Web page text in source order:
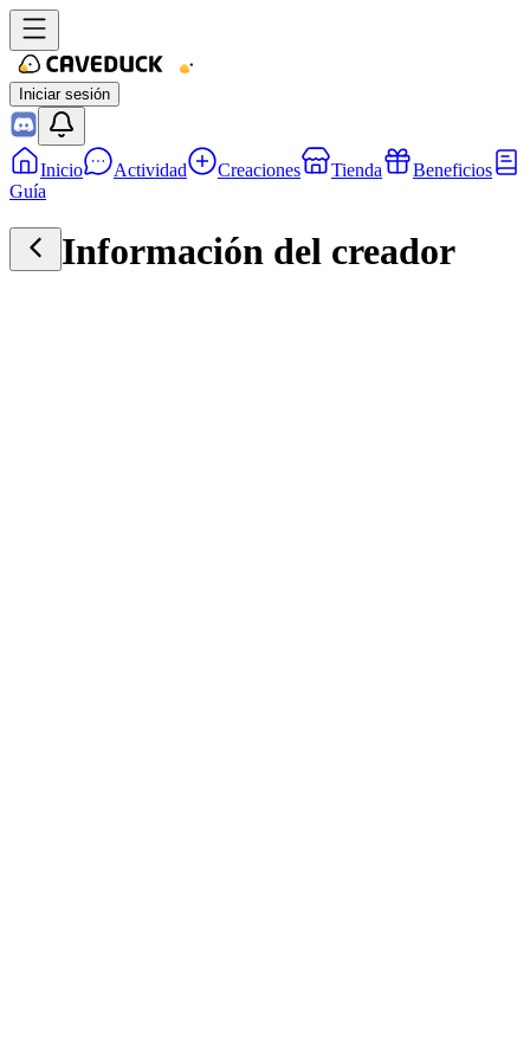
Iniciar sesión
Inicio Actividad Creaciones Tienda
Beneficios
Guía
Información del creador